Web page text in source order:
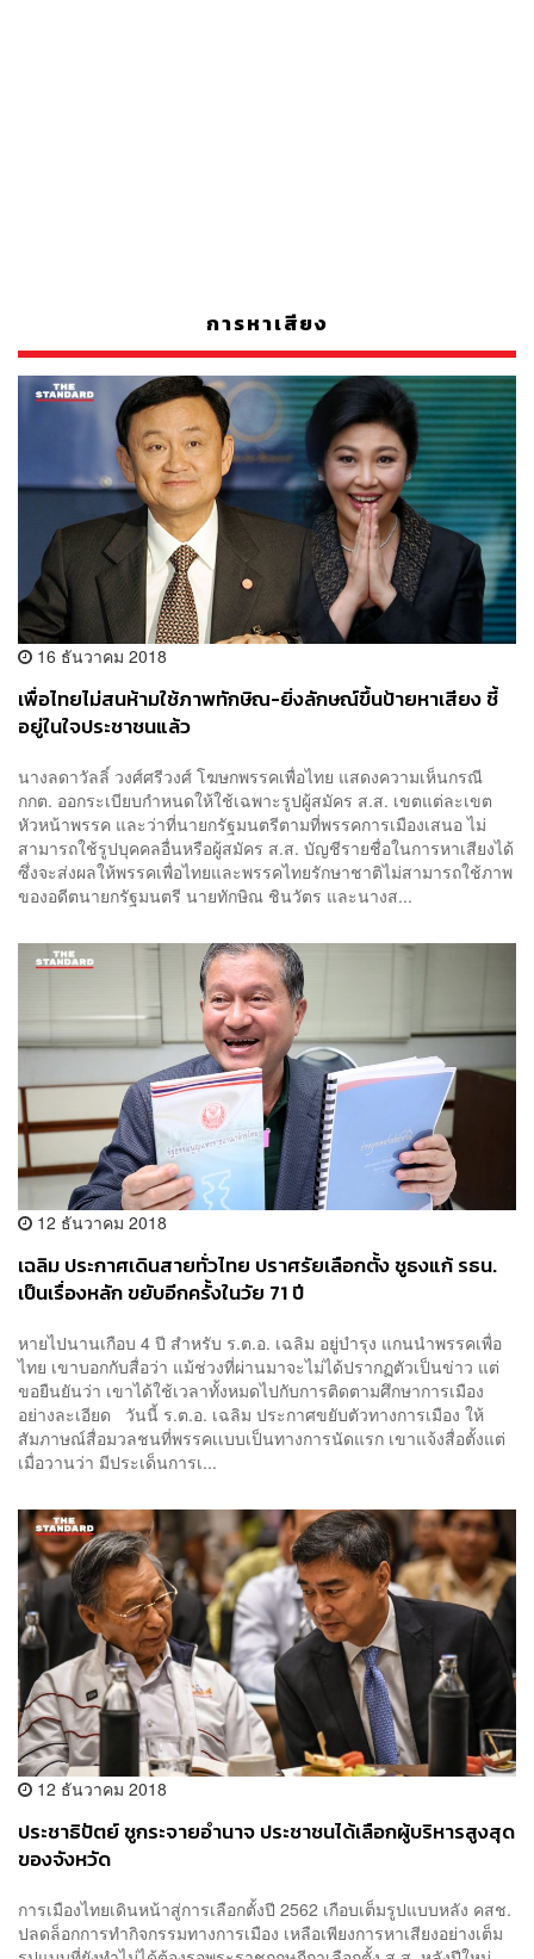
การหาเสียง
16 ธันวาคม 2018
เพื่อไทยไม่สนห้ามใช้ภาพทักษิณ-ยิ่งลักษณ์ขึ้นป้ายหาเสียง ชี้
อยู่ในใจประชาชนแล้ว
นางลดาวัลลิ์ วงศ์ศรีวงศ์ โฆษกพรรคเพื่อไทย แสดงความเห็นกรณี
กกต. ออกระเบียบกำหนดให้ใช้เฉพาะรูปผู้สมัคร ส.ส. เขตแต่ละเขต
หัวหน้าพรรค และว่าที่นายกรัฐมนตรีตามที่พรรคการเมืองเสนอ ไม่
สามารถใช้รูปบุคคลอื่นหรือผู้สมัคร ส.ส. บัญชีรายชื่อในการหาเสียงได้
ซึ่งจะส่งผลให้พรรคเพื่อไทยและพรรคไทยรักษาชาติไม่สามารถใช้ภาพ
ของอดีตนายกรัฐมนตรี นายทักษิณ ชินวัตร และนางส...
12 ธันวาคม 2018
เฉลิม ประกาศเดินสายทั่วไทย ปราศรัยเลือกตั้ง ชูธงแก้ รธน.
เป็นเรื่องหลัก ขยับอีกครั้งในวัย 71 ปี
หายไปนานเกือบ 4 ปี สำหรับ ร.ต.อ. เฉลิม อยู่บำรุง แกนนำพรรคเพื่อ
ไทย เขาบอกกับสื่อว่า แม้ช่วงที่ผ่านมาจะไม่ได้ปรากฏตัวเป็นข่าว แต่
ขอยืนยันว่า เขาได้ใช้เวลาทั้งหมดไปกับการติดตามศึกษาการเมือง
อย่างละเอียด วันนี้ ร.ต.อ. เฉลิม ประกาศขยับตัวทางการเมือง ให้
สัมภาษณ์สื่อมวลชนที่พรรคเเบบเป็นทางการนัดแรก เขาแจ้งสื่อตั้งแต่
เมื่อวานว่า มีประเด็นการเ...
12 ธันวาคม 2018
ประชาธิปัตย์ ชูกระจายอำนาจ ประชาชนได้เลือกผู้บริหารสูงสุด
ของจังหวัด
การเมืองไทยเดินหน้าสู่การเลือกตั้งปี 2562 เกือบเต็มรูปแบบหลัง คสช.
ปลดล็อกการทำกิจกรรมทางการเมือง เหลือเพียงการหาเสียงอย่างเต็ม